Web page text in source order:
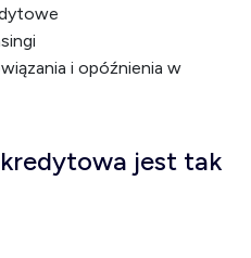
i opóźnienia w
jest tak